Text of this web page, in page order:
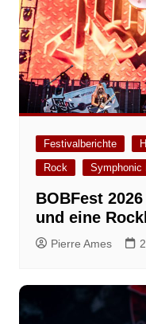
Festivalberichte
Rock
Symphonic
BOBFest
und eine
Pierre Ames